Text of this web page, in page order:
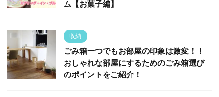
ム【お菓子編】
収納
ごみ箱一つでもお部屋の印象は激変！！
おしゃれな部屋にするためのごみ箱選び
のポイントをご紹介！